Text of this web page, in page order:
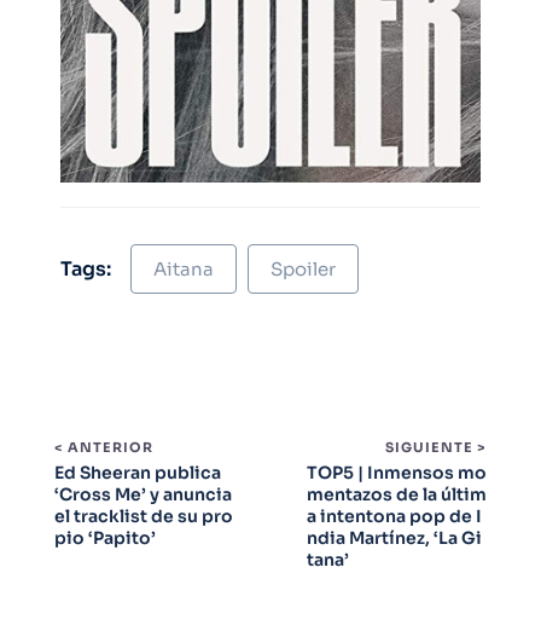
Tags: Aitana Spoiler
< ANTERIOR
Ed Sheeran publica
‘Cross Me’ y anuncia
el tracklist de su pro
pio ‘Papito’
SIGUIENTE >
TOP5 | Inmensos mo
mentazos de la últim
a intentona pop de I
ndia Martínez, ‘La Gi
tana’